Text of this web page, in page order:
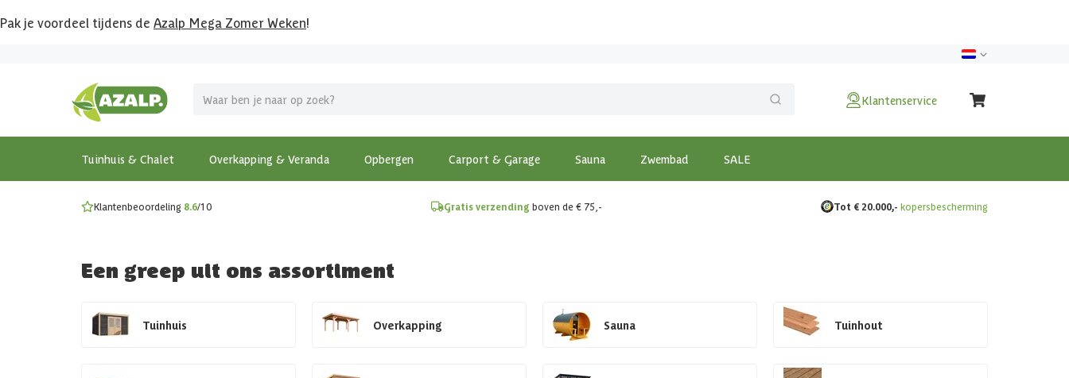
Pak je voordeel tijdens de Azalp Mega Zomer Weken!
Klantenservice
Tuinhuis & Chalet Overkapping & Veranda Opbergen Carport & Garage Sauna Zwembad SALE
MEGA zomer kortingen op overkappingen en tuinhuizen!
Bekijk de actiemodellen
Gratis wandplankset
Ontdek onze metalen overkappingen
Klantenbeoordeling 8.6/10 Gratis verzending boven de € 75,- Tot € 20.000,- kopersbescherming
Een greep uit ons assortiment
Tuinhuis Overkapping Sauna Tuinhout